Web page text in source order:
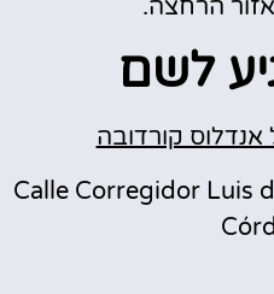
הרחצה.
לשם
קורדובה
Calle Corregidor Luis